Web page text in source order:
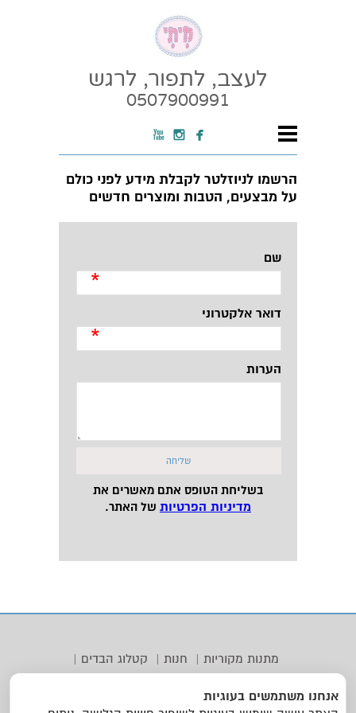
לעצב, לתפור, לרגש
0507900991



הרשמו לניוזלטר לקבלת מידע לפני כולם
על מבצעים, הטבות ומוצרים חדשים
שם
*
דואר אלקטרוני
*
הערות
בשליחת הטופס אתם מאשרים את
מדיניות הפרטיות של האתר.
מתנות מקוריות | חנות | קטלוג הבדים |
אנחנו משתמשים בעוגיות